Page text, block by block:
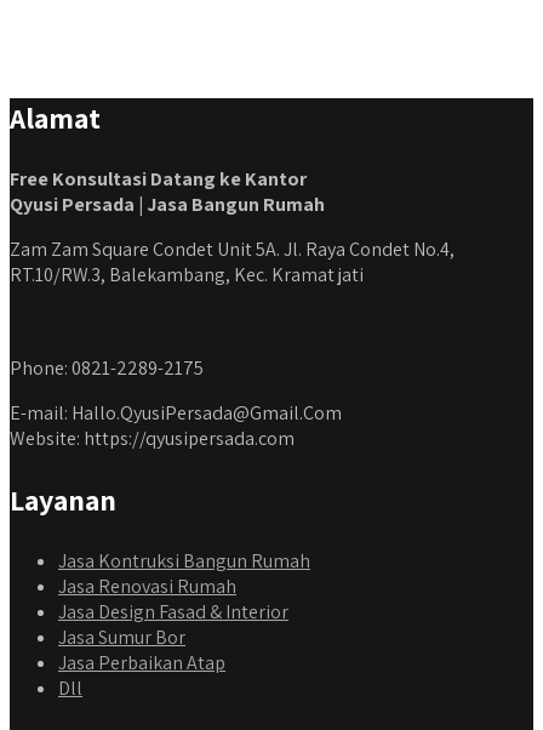
#jasabangunrumahjabodetabek #qyusipersada
Alamat
Free Konsultasi Datang ke Kantor
Qyusi Persada | Jasa Bangun Rumah
Zam Zam Square Condet Unit 5A. Jl. Raya Condet No.4,
RT.10/RW.3, Balekambang, Kec. Kramat jati
Phone: 0821-2289-2175
E-mail: Hallo.QyusiPersada@Gmail.Com
Website: https://qyusipersada.com
Layanan
Jasa Kontruksi Bangun Rumah
Jasa Renovasi Rumah
Jasa Design Fasad & Interior
Jasa Sumur Bor
Jasa Perbaikan Atap
Dll